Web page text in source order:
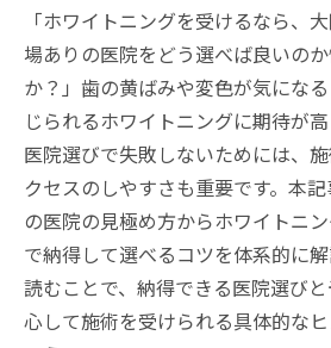
「ホワイトニングを受けるなら、
場ありの医院をどう選べば良いの
か？」歯の黄ばみや変色が気にな
じられるホワイトニングに期待が高
医院選びで失敗しないためには、
クセスのしやすさも重要です。本
の医院の見極め方からホワイトニ
で納得して選べるコツを体系的に
読むことで、納得できる医院選び
心して施術を受けられる具体的な